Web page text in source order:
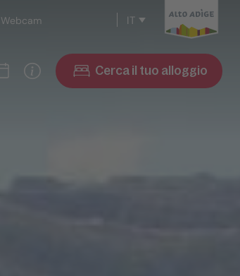
Webcam IT
Cerca il tuo alloggio